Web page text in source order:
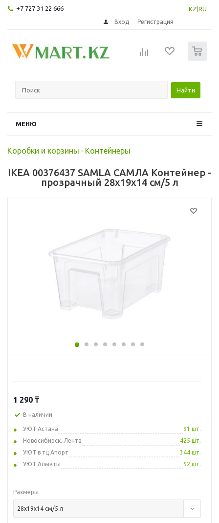
+7 727 31 22 666 KZ RU
Вход Регистрация
Найти
МЕНЮ
Коробки и корзины - Контейнеры
IKEA 00376437 SAMLA САМЛА Контейнер -
прозрачный 28x19x14 см/5 л
1 290 ₸
В наличии
УЮТ Астана
91 шт.
Новосибирск, Лента
425 шт.
УЮТ в тц Апорт
344 шт.
УЮТ Алматы
52 шт.
Размеры
28x19x14 см/5 л